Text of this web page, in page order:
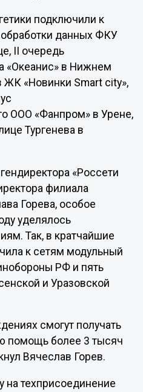
подключили к
данных ФКУ
II очередь
«Океанис» в Нижнем
ЖК «Новинки Smart city»,
ООО «Фанпром» в Урене,
Тургенева в
«Россети
филиала
Горева, особое
уделялось
Так, в кратчайшие
к сетям модульный
РФ и пять
и Уразовской
смогут получать
помощь более 3 тысяч
Вячеслав Горев.
на техприсоединение